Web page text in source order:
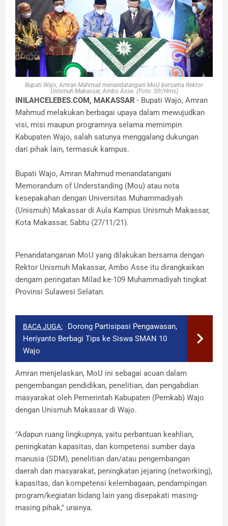
Bupati Wajo, Amran Mahmud menandatangani MoU bersama Rektor
Unismuh Makassar, Ambo Asse. (Foto: Sfr/Hms)
INILAHCELEBES.COM, MAKASSAR - Bupati Wajo, Amran
Mahmud melakukan berbagai upaya dalam mewujudkan
visi, misi maupun programnya selama memimpin
Kabupaten Wajo, salah satunya menggalang dukungan
dari pihak lain, termasuk kampus.
Bupati Wajo, Amran Mahmud menandatangani
Memorandum of Understanding (Mou) atau nota
kesepakahan dengan Universitas Muhammadiyah
(Unismuh) Makassar di Aula Kampus Unismuh Makassar,
Kota Makassar, Sabtu (27/11/21).
Penandatanganan MoU yang dilakukan bersama dengan
Rektor Unismuh Makassar, Ambo Asse itu dirangkaikan
dengam peringatan Milad ke-109 Muhammadiyah tingkat
Provinsi Sulawesi Selatan.
BACA JUGA:
Dorong Partisipasi Pengawasan,
Heriyanto Berbagi Tips ke Siswa SMAN 10
Wajo
Amran menjelaskan, MoU ini sebagai acuan dalam
pengembangan pendidikan, penelitian, dan pengabdian
masyarakat oleh Pemerintah Kabupaten (Pemkab) Wajo
dengan Unismuh Makassar di Wajo.
"Adapun ruang lingkupnya, yaitu perbantuan keahlian,
peningkatan kapasitas, dan kompetensi sumber daya
manusia (SDM), penelitian dan/atau pengembangan
daerah dan masyarakat, peningkatan jejaring (networking),
kapasitas, dan kompetensi kelembagaan, pendampingan
program/kegiatan bidang lain yang disepakati masing-
masing pihak," urainya.